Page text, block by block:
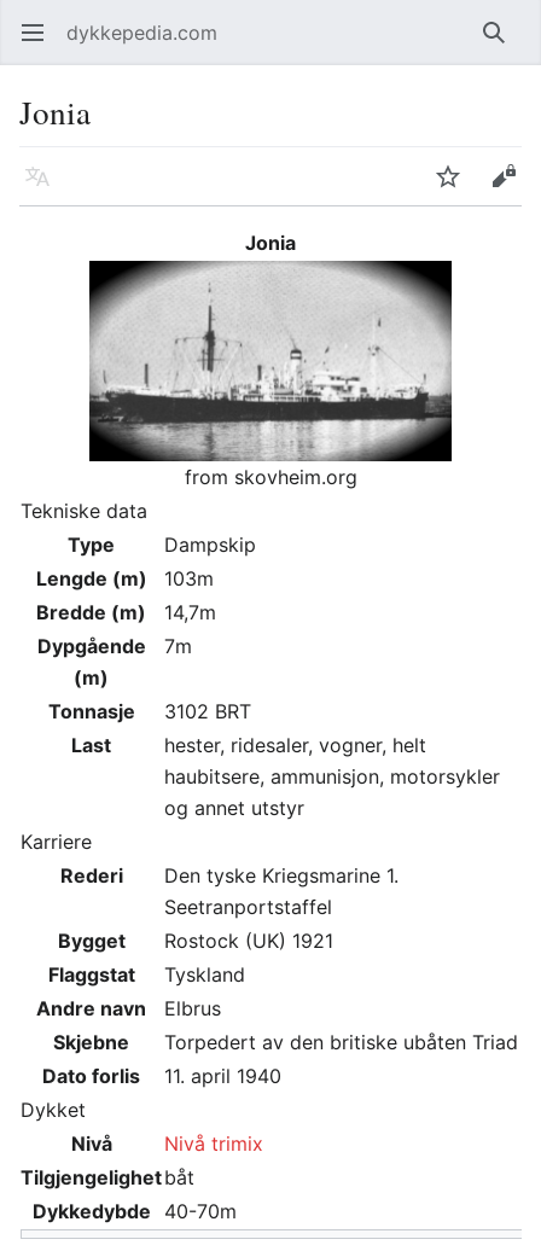
Åpne hovedmenyen dykkepedia.com Søk
Jonia
Språk Overvåk Rediger
Jonia
from skovheim.org
Tekniske data
Type
Dampskip
Lengde (m)
103m
Bredde (m)
14,7m
Dypgående
(m)
7m
Tonnasje
3102 BRT
Last
hester, ridesaler, vogner, helt
haubitsere, ammunisjon, motorsykler
og annet utstyr
Karriere
Rederi
Den tyske Kriegsmarine 1.
Seetranportstaffel
Bygget
Rostock (UK) 1921
Flaggstat
Tyskland
Andre navn
Elbrus
Skjebne
Torpedert av den britiske ubåten Triad
Dato forlis
11. april 1940
Dykket
Nivå
Nivå trimix
Tilgjengelighetbåt
Dykkedybde
40-70m